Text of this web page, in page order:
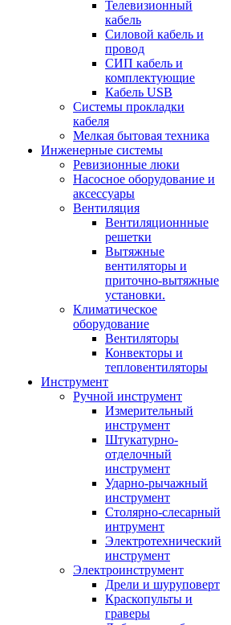
Телевизионный
кабель
Силовой кабель и
провод
СИП кабель и
комплектующие
Кабель USB
Системы прокладки
кабеля
Мелкая бытовая техника
Инженерные системы
Ревизионные люки
Насосное оборудование и
аксессуары
Вентиляция
Вентиляционнные
решетки
Вытяжные
вентиляторы и
приточно-вытяжные
установки.
Климатическое
оборудование
Вентиляторы
Конвекторы и
тепловентиляторы
Инструмент
Ручной инструмент
Измерительный
инструмент
Штукатурно-
отделочный
инструмент
Ударно-рычажный
инструмент
Столярно-слесарный
интрумент
Электротехнический
инструмент
Электроинструмент
Дрели и шуруповерт
Краскопульты и
граверы